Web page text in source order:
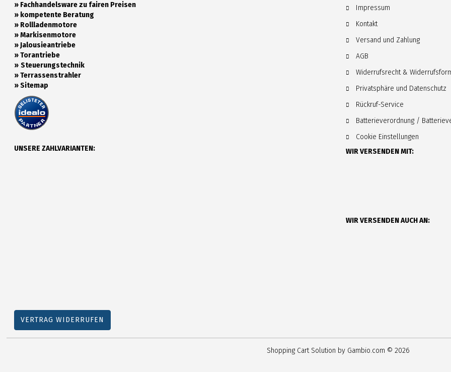
» Fachhandelsware zu fairen Preisen
» kompetente Beratung
» Rollladenmotore
»Markisenmotore
»Jalousieantriebe
»Torantriebe
» Steuerungstechnik
»Terrassenstrahler
»Sitemap
Impressum
Kontakt
Versand und Zahlung
AGB
Widerrufsrecht &
Privatsphäre und Datenschutz
Rückruf-Service
Batterieverordnung /
Cookie Einstellungen
UNSERE ZAHLVARIANTEN:
WIR VERSENDEN MIT:
WIR VERSENDEN AUCH AN:
VERTRAG WIDERRUFEN
Shopping Cart Solution by Gambio.com © 2026